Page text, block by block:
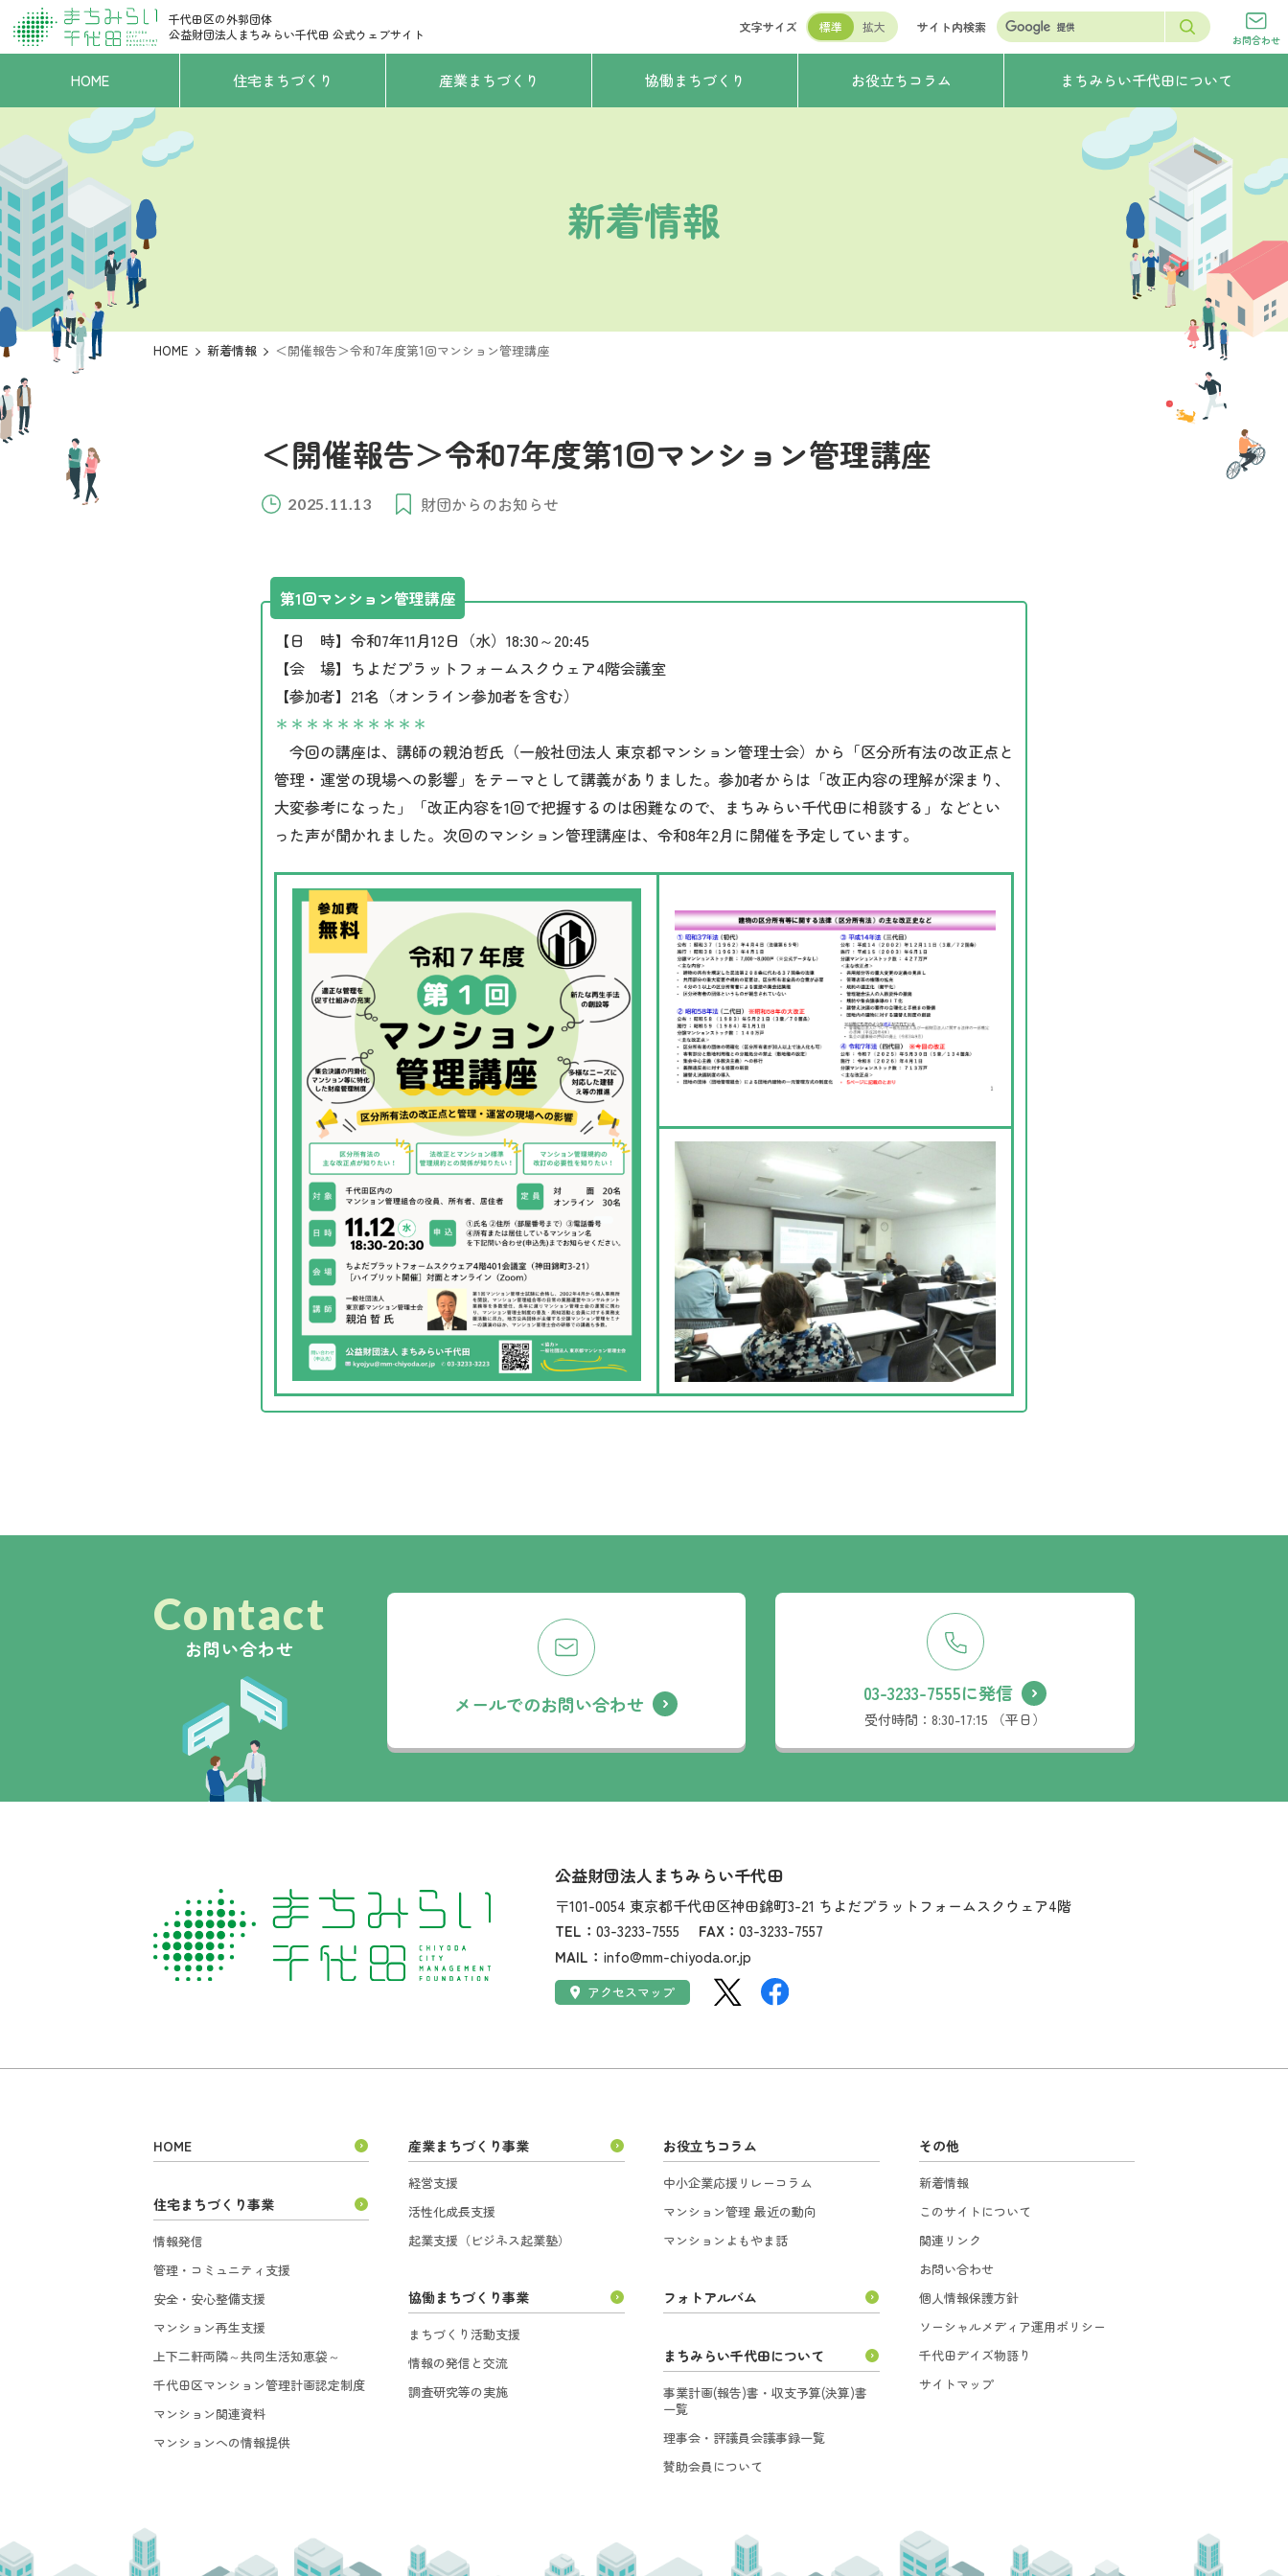
千代田区の外郭団体
公益財団法人まちみらい千代田 公式ウェブサイト 文字サイズ 標準 拡大 サイト内検索
お問合わせ
HOME 住宅まちづくり 産業まちづくり 協働まちづくり お役立ちコラム まちみらい千代田について
新着情報
HOME 新着情報 ＜開催報告＞令和7年度第1回マンション管理講座
＜開催報告＞令和7年度第1回マンション管理講座
2025.11.13 財団からのお知らせ
第1回マンション管理講座
【日 時】令和7年11月12日（水）18:30～20:45
【会 場】ちよだプラットフォームスクウェア4階会議室
【参加者】21名（オンライン参加者を含む）
＊＊＊＊＊＊＊＊＊＊
今回の講座は、講師の親泊哲氏（一般社団法人 東京都マンション管理士会）から「区分所有法の改正点と
管理・運営の現場への影響」をテーマとして講義がありました。参加者からは「改正内容の理解が深まり、
大変参考になった」「改正内容を1回で把握するのは困難なので、まちみらい千代田に相談する」などとい
った声が聞かれました。次回のマンション管理講座は、令和8年2月に開催を予定しています。
Contact
お問い合わせ
メールでのお問い合わせ 03-3233-7555に発信
受付時間：8:30-17:15 （平日）
社名：
公益財団法人まちみらい千代田
住所：
〒101-0054 東京都千代田区神田錦町3-21 ちよだプラットフォームスクウェア4階
TEL：03-3233-7555 FAX：03-3233-7557
MAIL： info@mm-chiyoda.or.jp
アクセス：アクセスマップ SNS：
HOME
住宅まちづくり事業
情報発信
管理・コミュニティ支援
安全・安心整備支援
マンション再生支援
上下二軒両隣～共同生活知恵袋～
千代田区マンション管理計画認定制度
マンション関連資料
マンションへの情報提供
産業まちづくり事業
経営支援
活性化成長支援
起業支援（ビジネス起業塾）
協働まちづくり事業
まちづくり活動支援
情報の発信と交流
調査研究等の実施
お役立ちコラム
中小企業応援リレーコラム
マンション管理 最近の動向
マンションよもやま話
フォトアルバム
まちみらい千代田について
事業計画(報告)書・収支予算(決算)書
一覧
理事会・評議員会議事録一覧
賛助会員について
その他
新着情報
このサイトについて
関連リンク
お問い合わせ
個人情報保護方針
ソーシャルメディア運用ポリシー
千代田デイズ物語り
サイトマップ